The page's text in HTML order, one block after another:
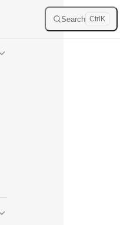
Search Ctrl K